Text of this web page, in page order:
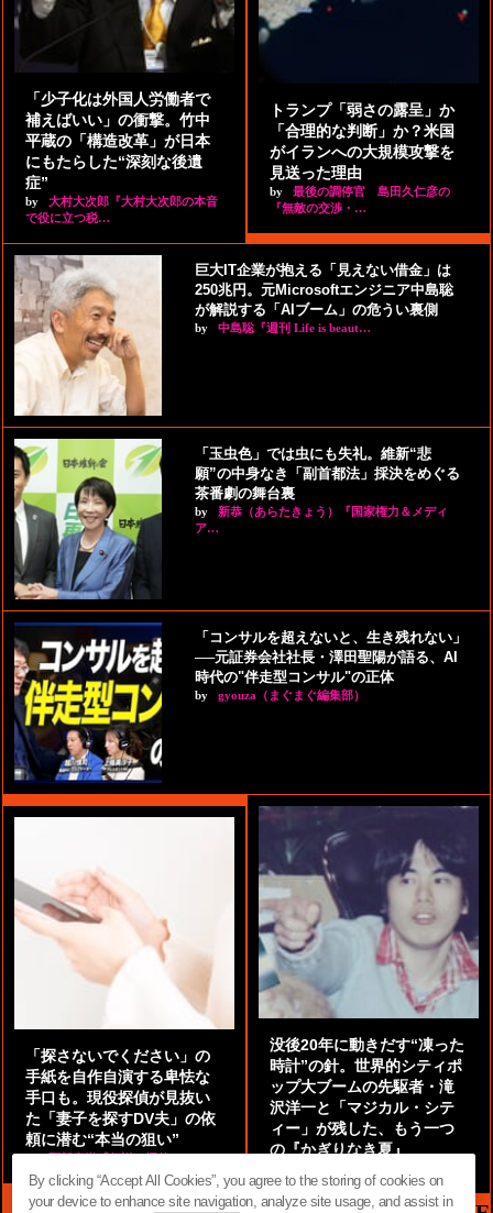
「少子化は外国人労働者で
補えばいい」の衝撃。竹中
平蔵の「構造改革」が日本
にもたらした“深刻な後遺
症”
by
大村大次郎『大村大次郎の本音
で役に立つ税…
トランプ「弱さの露呈」か
「合理的な判断」か？米国
がイランへの大規模攻撃を
見送った理由
by
最後の調停官 島田久仁彦の
『無敵の交渉・…
巨大IT企業が抱える「見えない借金」は
250兆円。元Microsoftエンジニア中島聡
が解説する「AIブーム」の危うい裏側
by 中島聡『週刊 Life is beaut…
「玉虫色」では虫にも失礼。維新“悲
願”の中身なき「副首都法」採決をめぐる
茶番劇の舞台裏
by
新恭（あらたきょう）『国家権力＆メディ
ア…
「コンサルを超えないと、生き残れない」
──元証券会社社長・澤田聖陽が語る、AI
時代の"伴走型コンサル"の正体
by gyouza（まぐまぐ編集部）
「探さないでください」の
手紙を自作自演する卑怯な
手口も。現役探偵が見抜い
た「妻子を探すDV夫」の依
頼に潜む“本当の狙い”
by 阿部泰尚『伝説の探偵』
没後20年に動きだす“凍った
時計”の針。世界的シティポ
ップ大ブームの先駆者・滝
沢洋一と「マジカル・シテ
ィー」が残した、もう一つ
の『かぎりなき夏』
By clicking “Accept All Cookies”, you agree to the storing of cookies on
your device to enhance site navigation, analyze site usage, and assist in